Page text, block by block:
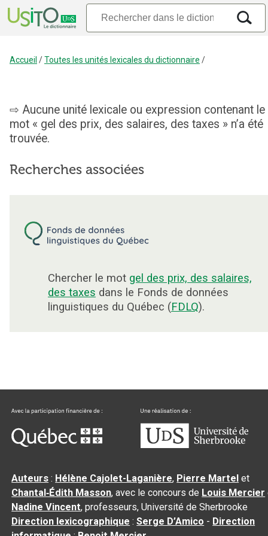
Accueil /Toutes les unités lexicales du dictionnaire /
Aucune unité lexicale ou expression contenant le
mot « gel des prix, des salaires, des taxes » n’a été
trouvée.
Recherches associées
Chercher le mot gel des prix, des salaires,
des taxes dans le Fonds de données
linguistiques du Québec (FDLQ).
Auteurs : Hélène Cajolet-Laganière, Pierre Martel et
Chantal‑Édith Masson, avec le concours de Louis Mercier
Nadine Vincent, professeurs, Université de Sherbrooke
Direction lexicographique :Serge D’Amico - Direction